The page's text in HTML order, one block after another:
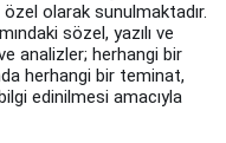
olarak sunulmaktadır.
sözel, yazılı ve
analizler; herhangi bir
herhangi bir teminat,
edinilmesi amacıyla